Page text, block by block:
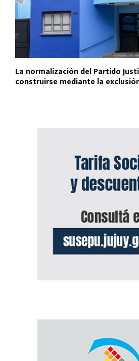
La normalización del Partido
construirse mediante la